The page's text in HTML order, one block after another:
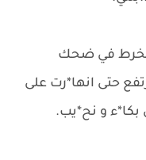
في ضحك
حتى انها*رت على
بكا*ء و نح*يب.